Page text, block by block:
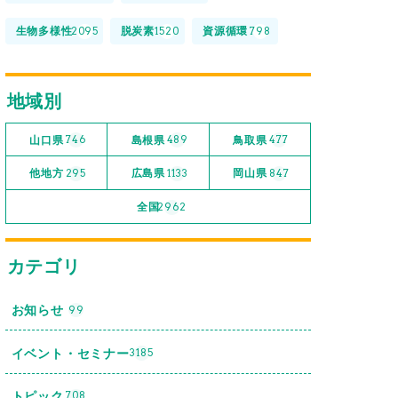
生物多様性2095 脱炭素1520 資源循環 798
地域別
山口県 746 島根県 489 鳥取県 477
他地方 295 広島県1133 岡山県 847
全国2962
カテゴリ
お知らせ 99
イベント・セミナー3185